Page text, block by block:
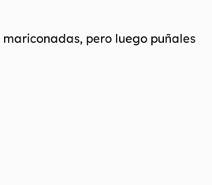
pero luego puñales